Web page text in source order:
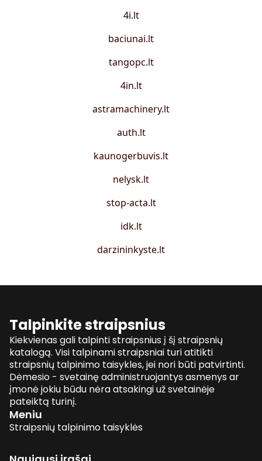
4i.lt
baciunai.lt
tangopc.lt
4in.lt
astramachinery.lt
auth.lt
kaunogerbuvis.lt
nelysk.lt
stop-acta.lt
idk.lt
darzininkyste.lt
Talpinkite straipsnius
Kiekvienas gali talpinti straipsnius į šį straipsnių
katalogą. Visi talpinami straipsniai turi atitikti
straipsnių talpinimo taisykles, jei nori būti patvirtinti.
Dėmesio - svetainę administruojantys asmenys ar
įmonė jokiu būdu nėra atsakingi už svetainėje
pateiktą turinį.
Meniu
Straipsnių talpinimo taisyklės